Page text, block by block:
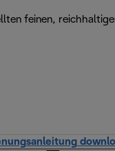
feinen,